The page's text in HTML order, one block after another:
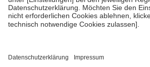
• empfohlenen Schutzimpfungen
• Harn- und Blutteststreifen
getroffen, um sicherzustellen, dass es sich um